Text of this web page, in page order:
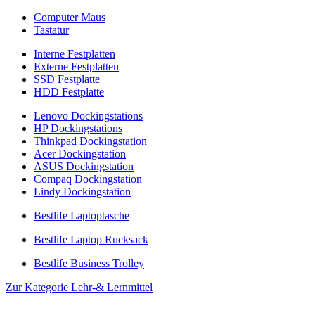
Computer Maus
Tastatur
Interne Festplatten
Externe Festplatten
SSD Festplatte
HDD Festplatte
Lenovo Dockingstations
HP Dockingstations
Thinkpad Dockingstation
Acer Dockingstation
ASUS Dockingstation
Compaq Dockingstation
Lindy Dockingstation
Bestlife Laptoptasche
Bestlife Laptop Rucksack
Bestlife Business Trolley
Zur Kategorie Lehr-& Lernmittel